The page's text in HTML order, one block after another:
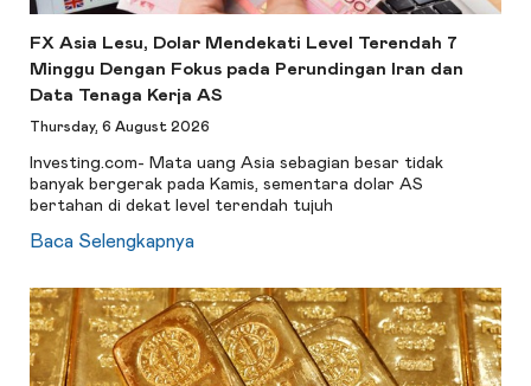
FX Asia Lesu, Dolar Mendekati Level Terendah 7
Minggu Dengan Fokus pada Perundingan Iran dan
Data Tenaga Kerja AS
Thursday, 6 August 2026
Investing.com- Mata uang Asia sebagian besar tidak
banyak bergerak pada Kamis, sementara dolar AS
bertahan di dekat level terendah tujuh
Baca Selengkapnya